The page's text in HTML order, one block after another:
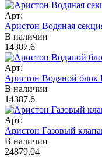
Арт:
Аристон Водяная
В наличии
14387.6
Арт:
Аристон Водяной
В наличии
14387.6
Арт:
Аристон Газовый
В наличии
24879.04